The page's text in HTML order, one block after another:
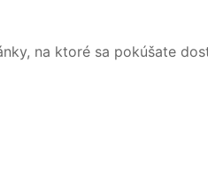
na ktoré sa pokúšate